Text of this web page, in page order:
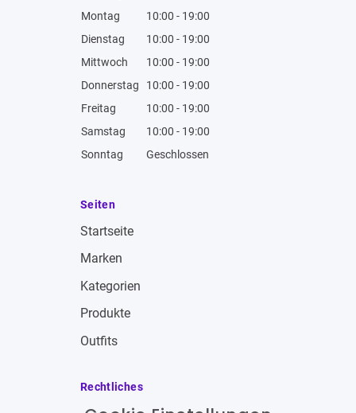
Montag
10:00 - 19:00
Dienstag
10:00 - 19:00
Mittwoch
10:00 - 19:00
Donnerstag
10:00 - 19:00
Freitag
10:00 - 19:00
Samstag
10:00 - 19:00
Sonntag
Geschlossen
Seiten
Startseite
Marken
Kategorien
Produkte
Outfits
Rechtliches